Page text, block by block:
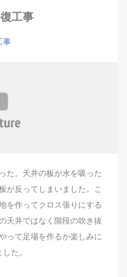
工事
事
た。天井の板が水を吸った
が反ってしまいました。こ
を作ってクロス張りにする
天井ではなく階段の吹き抜
って足場を作るか楽しみに
た。